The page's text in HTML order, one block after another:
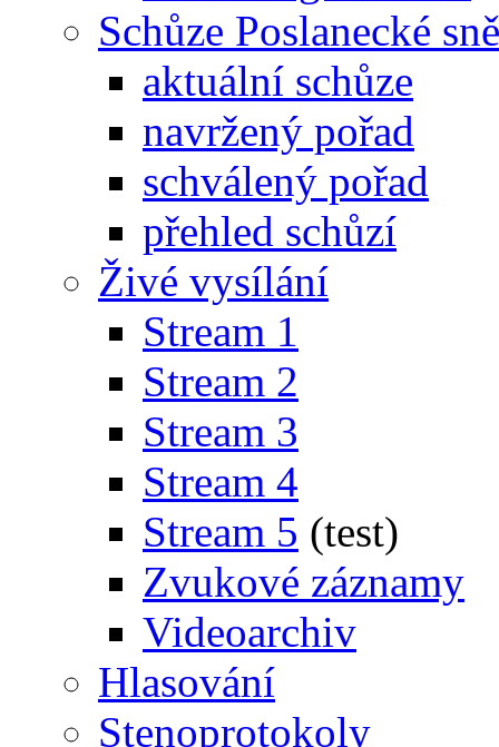
Schůze Poslanecké
aktuální schůze
navržený pořad
schválený pořad
přehled schůzí
Živé vysílání
Stream 1
Stream 2
Stream 3
Stream 4
Stream 5 (test)
Zvukové záznamy
Videoarchiv
Hlasování
Stenoprotokoly